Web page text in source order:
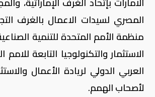
المصري لسيدات الاعمال بالغرف
منظمة الأمم المتحدة للتنمية
الاستثمار والتكنولوجيا التابعة
العربي الدولي لريادة الأعمال
لأصحاب الهمم.